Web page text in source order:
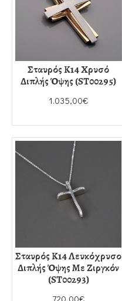
Σταυρός Κ14 Χρυσό
Διπλής Όψης (ST00295)
1.035,00€
Σταυρός Κ14 Λευκόχρυσο
Διπλής Όψης Με Ζιργκόν
(ST00293)
720,00€